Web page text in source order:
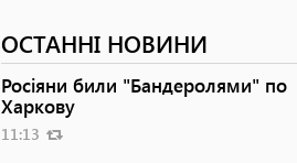
ОСТАННІ НОВИНИ
Росіяни били "Бандеролями" по
Харкову
11:13